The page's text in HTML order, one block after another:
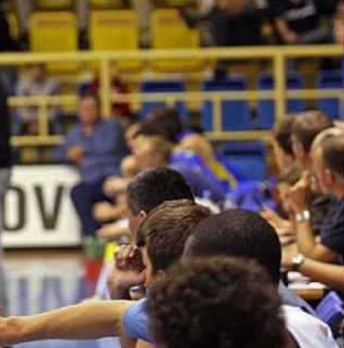
Moderní pětiboj
Olympijské hry
Plavání
volejbal
Triatlon
Veslování
Vodní slalom
Volejbal
Ostatní